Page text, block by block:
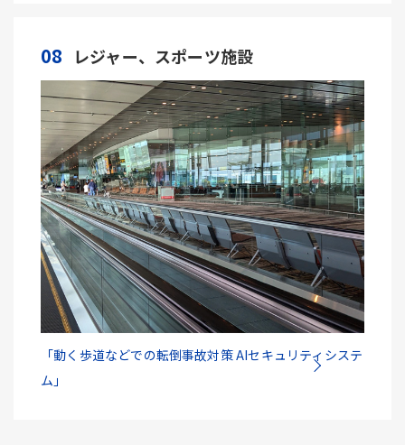
08 レジャー、スポーツ施設
「動く歩道などでの転倒事故対策 AIセキュリティシステ
ム」